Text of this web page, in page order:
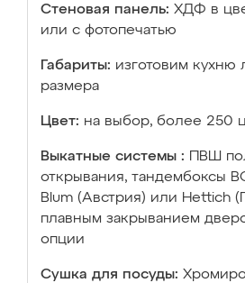
Стеновая панель: ХДФ в
или с фотопечатью
Габариты: изготовим кухню
размера
Цвет: на выбор, более 250
Выкатные системы :
ПВШ
открывания, тандембоксы
Blum (Австрия) или Hettich
плавным закрыванием
опции
Сушка для посуды: